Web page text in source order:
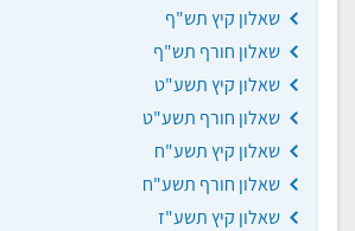
שאלון קיץ תש"ף
שאלון חורף תש"ף
שאלון קיץ תשע"ט
שאלון חורף תשע"ט
שאלון קיץ תשע"ח
שאלון חורף תשע"ח
שאלון קיץ תשע"ז